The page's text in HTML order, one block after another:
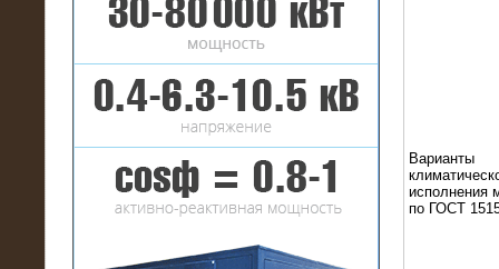
МВт (10 кВ) на газовое
месторождение
Варианты
исполнения
по ГОСТ